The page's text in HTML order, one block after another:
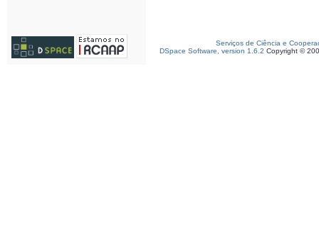
Serviços de Ciência e
DSpace Software, version 1.6.2 Copyright ©